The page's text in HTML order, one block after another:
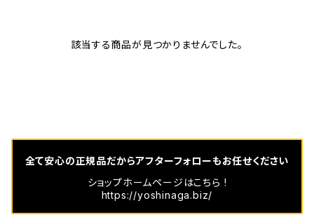
該当する商品が見つかりませんでした。
全て安心の正規品だからアフターフォローもお任せください
ショップホームページはこちら !
https://yoshinaga.biz/